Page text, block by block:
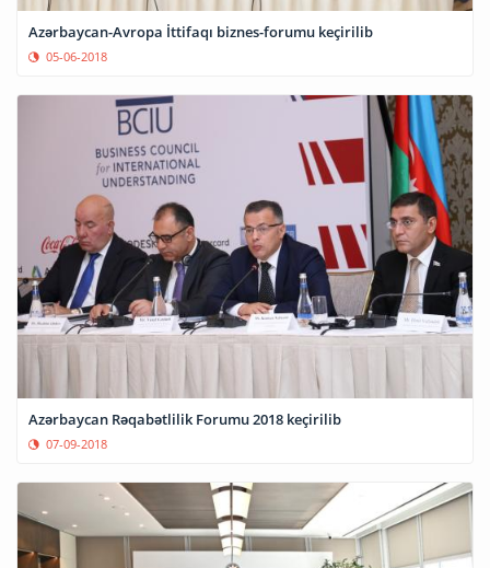
Azərbaycan-Avropa İttifaqı biznes-forumu keçirilib
05-06-2018
Azərbaycan Rəqabətlilik Forumu 2018 keçirilib
07-09-2018